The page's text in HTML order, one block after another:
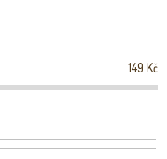
149 Kč